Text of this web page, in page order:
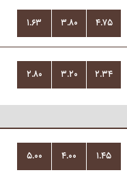
۱.۶۳ ۳.۸۰ ۴.۷۵
۲.۸۰ ۳.۲۰ ۲.۳۴
۵.۰۰ ۴.۰۰ ۱.۴۵